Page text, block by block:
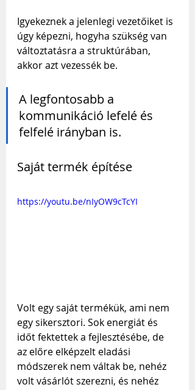
Igyekeznek a jelenlegi vezetőiket is
úgy képezni, hogyha szükség van
változtatásra a struktúrában,
akkor azt vezessék be.
A legfontosabb a
kommunikáció lefelé és
felfelé irányban is.
Saját termék építése
https://youtu.be/nIyOW9cTcYI
Volt egy saját termékük, ami nem
egy sikersztori. Sok energiát és
időt fektettek a fejlesztésébe, de
az előre elképzelt eladási
módszerek nem váltak be, nehéz
volt vásárlót szerezni, és nehéz